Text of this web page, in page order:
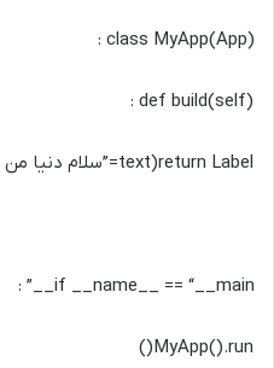
class MyApp(App) :
if __name__ == “__main__” :